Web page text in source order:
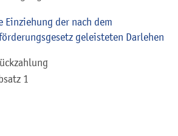
Einziehung der nach dem
geleisteten Darlehen
1